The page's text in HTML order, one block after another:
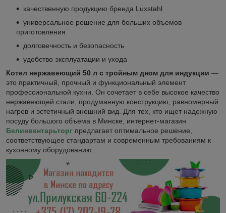
качественную продукцию бренда Luxstahl
универсальное решение для больших объемов
приготовления
долговечность и безопасность
удобство эксплуатации и ухода
Котел нержавеющий 50 л с тройным дном для индукции —
это практичный, прочный и функциональный элемент
профессиональной кухни. Он сочетает в себе высокое качество
нержавеющей стали, продуманную конструкцию, равномерный
нагрев и эстетичный внешний вид. Для тех, кто ищет надежную
посуду большого объема в Минске, интернет-магазин
Белинвентарьторг предлагает оптимальное решение,
соответствующее стандартам и современным требованиям к
кухонному оборудованию.